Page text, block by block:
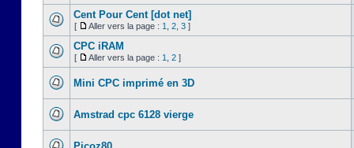
Cent Pour Cent [dot net]
[ Aller vers la page : 1 2 3 ]
CPC iRAM
[ Aller vers la page : 1 2 ]
Mini CPC imprimé en 3D
Amstrad cpc 6128 vierge